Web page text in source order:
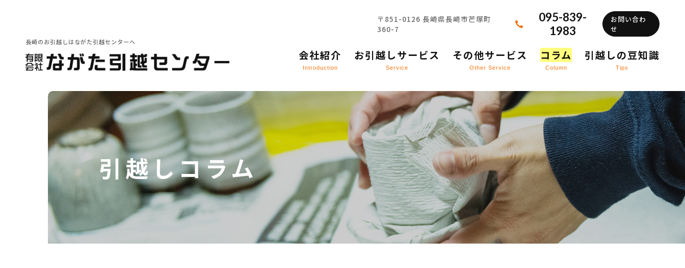
〒851-0126 長崎県長崎市芒塚町
360-7
095-839-
1983
お問い合わ
せ
長崎のお引越しはながた引越センターへ
会社紹介
Introduction
お引越しサービス
Service
その他サービス
Other Service
コラム
Column
引越しの豆知識
Tips
会社紹介
お引越しサービス
引越しの豆知識
お問い合わせ
お見積り無料！お気軽にお問い合わせください。
引越しコラム